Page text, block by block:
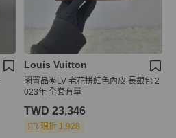
Louis Vuitton
閑置品🌟LV 老花拼紅色內皮 長銀包 2
023年 全套有單
TWD 23,346
現折 1,928